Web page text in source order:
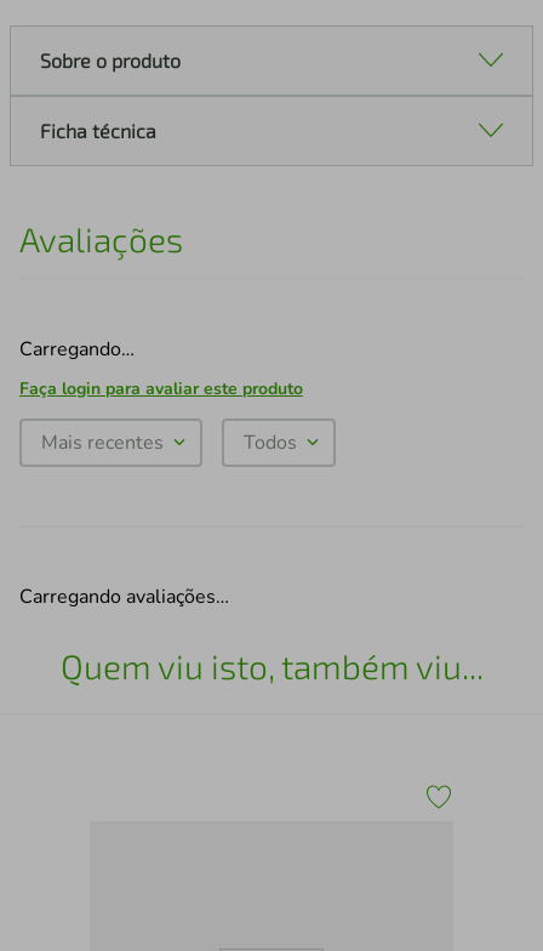
Sobre o produto
Ficha técnica
Avaliações
Carregando…
Faça login para avaliar este produto
Mais recentes Todos
Carregando avaliações…
Quem viu isto, também viu...